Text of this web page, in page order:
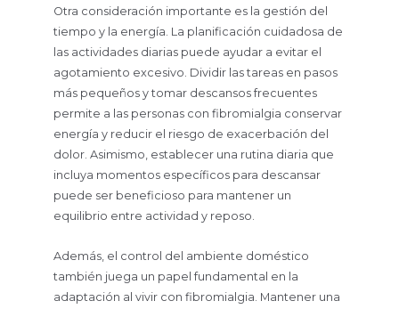
Otra consideración importante es la gestión del
tiempo y la energía. La planificación cuidadosa de
las actividades diarias puede ayudar a evitar el
agotamiento excesivo. Dividir las tareas en pasos
más pequeños y tomar descansos frecuentes
permite a las personas con fibromialgia conservar
energía y reducir el riesgo de exacerbación del
dolor. Asimismo, establecer una rutina diaria que
incluya momentos específicos para descansar
puede ser beneficioso para mantener un
equilibrio entre actividad y reposo.
Además, el control del ambiente doméstico
también juega un papel fundamental en la
adaptación al vivir con fibromialgia. Mantener una